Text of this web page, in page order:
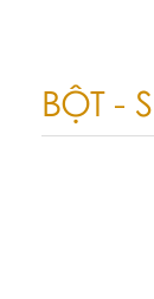
BỘT -